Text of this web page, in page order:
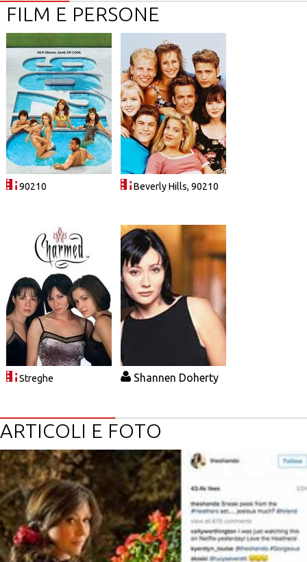
FILM E PERSONE
90210 Beverly Hills, 90210
Streghe Shannen Doherty
ARTICOLI E FOTO